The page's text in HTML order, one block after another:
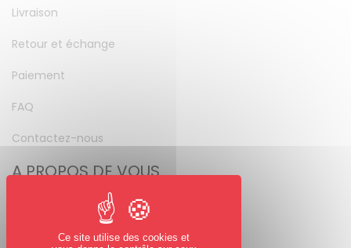
Livraison
Retour et échange
Paiement
FAQ
Contactez-nous
A PROPOS DE VOUS
Mot de passe perdu
Ce site utilise des cookies et